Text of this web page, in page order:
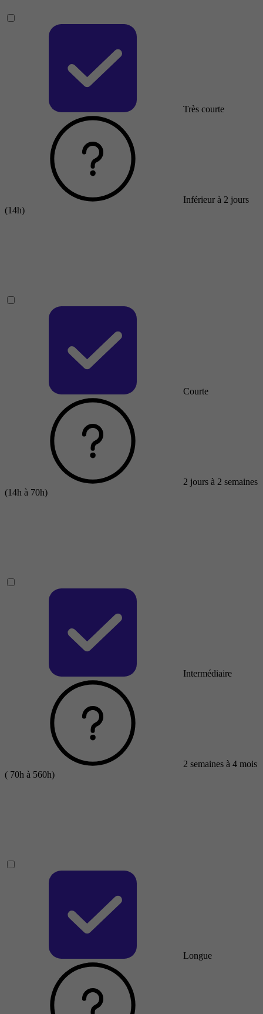
Très courte
Inférieur à 2 jours
(14h)
Courte
2 jours à 2 semaines
(14h à 70h)
Intermédiaire
2 semaines à 4 mois
( 70h à 560h)
Longue